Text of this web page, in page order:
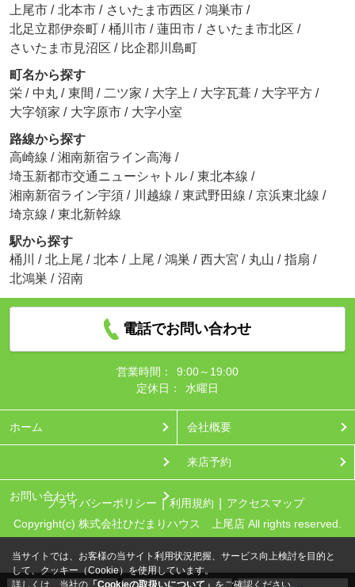
上尾市 / 北本市 / さいたま市西区 / 鴻巣市 /
北足立郡伊奈町 / 桶川市 / 蓮田市 / さいたま市北区 /
さいたま市見沼区 / 比企郡川島町
町名から探す
栄 / 中丸 / 東間 / 二ツ家 / 大字上 / 大字瓦葺 / 大字平方 /
大字領家 / 大字原市 / 大字小室
路線から探す
高崎線 / 湘南新宿ライン高海 /
埼玉新都市交通ニューシャトル / 東北本線 /
湘南新宿ライン宇須 / 川越線 / 東武野田線 / 京浜東北線 /
埼京線 / 東北新幹線
駅から探す
桶川
/ 北上尾 / 北本 / 上尾 / 鴻巣 / 西大宮 / 丸山 / 指扇 /
北鴻巣 / 沼南
電話でお問い合わせ
営業時間：
9:00～19:00
定休日：
水曜日
ホーム 会社概要
お問い合わせ
来店予約
プライバシーポリシー 利用規約
アクセスマップ
Copyright(c) 株式会社ひだまりハウス 上尾店 All rights reserved.
当サイトでは、お客様の当サイト利用状況把握、サービス向上検討を目的と
して、クッキー（Cookie）を使用しています。
詳しくは、当社の 「Cookieの取扱いについて」 をご確認ください。